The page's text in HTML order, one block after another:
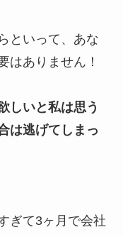
といって、あな
はありません！
しいと私は思う
は逃げてしまっ
ぎて3ヶ月で会社